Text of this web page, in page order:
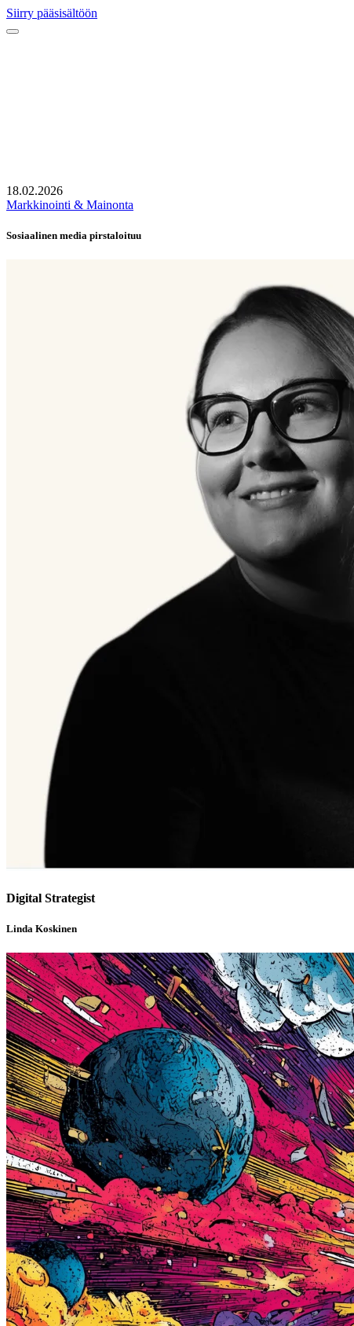
Siirry pääsisältöön
18.02.2026
Markkinointi & Mainonta
Sosiaalinen media pirstaloituu
Digital Strategist
Linda Koskinen